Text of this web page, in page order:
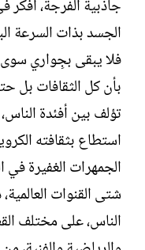
جاذبية الفرجة،
الجسد بذات السرعة
فلا يبقى بجِواري
بأن كل الثقافات بل
تؤلف بين أفئدة
استطاع بثقافته
الجمهرات الغفيرة في
شتى القنوات
الناس، على مختلف